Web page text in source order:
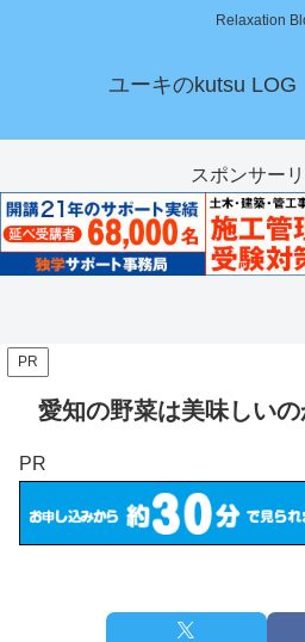
Relaxation
ユーキのkutsu LOG
スポンサー
PR
愛知の野菜は美味しいの
PR